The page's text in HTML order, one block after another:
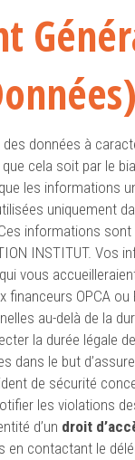
des données à
cela soit par le
les informations
uniquement
informations
INSTITUT. Vos
vous
financeurs OPCA ou
au-delà de la
la durée légale
dans le but
de sécurité
les violations
d’un droit
contactant le